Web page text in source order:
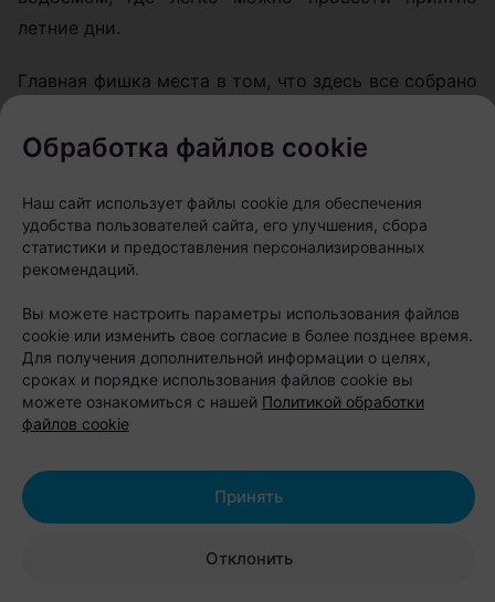
летние дни.
Главная фишка места в том, что здесь все собрано
спортивные площадки, восстановительный
зоны и экскурсии по спортивной базе. Можно
приехать семьей на выходные, устроить активный
день с друзьями или организовать корпоратив с
Также можно переключиться на восстановление:
сауны, бассейны, купели и джакузи помогают
завершить день уже в спокойном режиме. А если
закажите обзорную экскурсию и пройдитесь по
территории, где готовятся профессиональные
Обработка файлов cookie
Наш сайт использует файлы cookie для обеспечения
удобства пользователей сайта, его улучшения, сбора
статистики и предоставления персонализированных
рекомендаций.
Вы можете настроить параметры использования файлов
cookie или изменить свое согласие в более позднее время.
Для получения дополнительной информации о целях,
сроках и порядке использования файлов cookie вы
можете ознакомиться с нашей Политикой обработки
файлов cookie
Отклонить
Принять